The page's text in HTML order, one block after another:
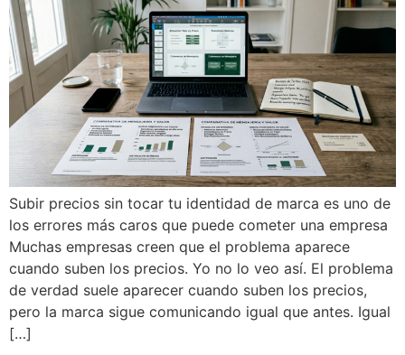
Subir precios sin tocar tu identidad de marca es uno de
los errores más caros que puede cometer una empresa
Muchas empresas creen que el problema aparece
cuando suben los precios. Yo no lo veo así. El problema
de verdad suele aparecer cuando suben los precios,
pero la marca sigue comunicando igual que antes. Igual
[…]